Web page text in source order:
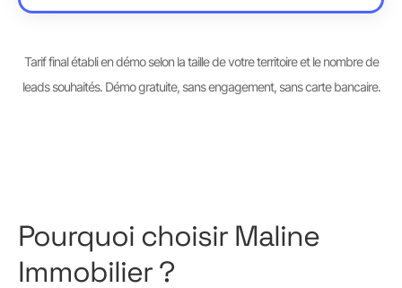
Tarif final établi en démo selon la taille de votre territoire et le nombre de
leads souhaités. Démo gratuite, sans engagement, sans carte bancaire.
Pourquoi choisir Maline
Immobilier ?